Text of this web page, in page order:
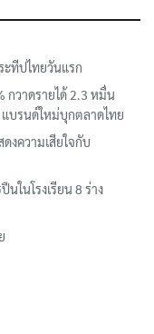
ทีปไทยวันแรก
กวาดรายได้ 2.3 หมื่น
แบรนด์ใหม่บุกตลาดไทย
งความเสียใจกับ
ในโรงเรียน 8 ร่าง